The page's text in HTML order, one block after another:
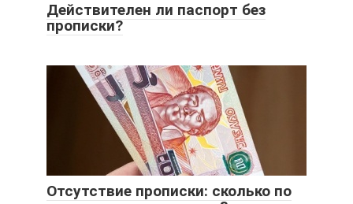
Действителен ли паспорт без
прописки?
Отсутствие прописки: сколько по